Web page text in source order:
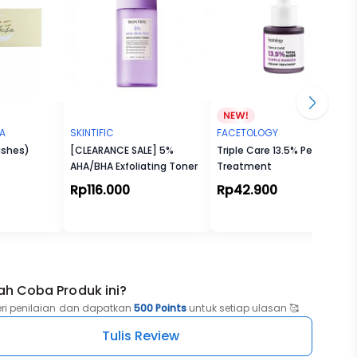
SKINTIFIC
[CLEARANCE SALE] 5%
AHA/BHA Exfoliating Toner
Rp116.000
FACETOLOGY
Triple Care 13.5% Peeling
Treatment
Rp42.900
Coba Produk ini?
penilaian dan dapatkan 500 Points untuk setiap ulasan 🥰
Tulis Review